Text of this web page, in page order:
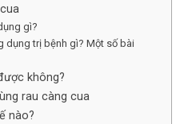
gì?
dụng trị bệnh gì? Một số bài
không?
rau càng cua
nào?